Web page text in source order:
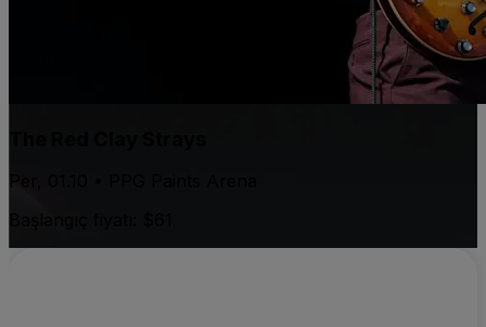
Per, 01.10 • PPG Paints Arena